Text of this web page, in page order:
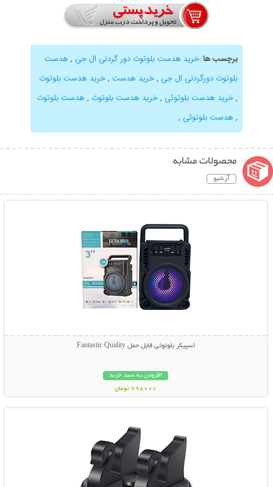
برچسب ها:خرید هدست بلوتوث دور گردنی ال جی , هدست
بلوتوث دورگردنی ال جی ,خرید هدست ,خرید هدست بلوتوث
,خرید هدست بلوتوثی ,خرید هدست بلوتوث , هدست بلوتوث
, هدست بلوتوثی ,
محصولات مشابه
آرشیو
اسپیکر بلوتوثی قابل حمل Fantastic Quality
افزودن به سبد خرید
798000 تومان
نمایش توضیحات بیشتر